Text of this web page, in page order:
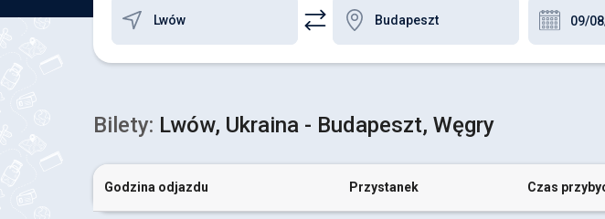
Bilety: Lwów, Ukraina - Budapeszt, Węgry
Godzina odjazdu Przystanek Czas